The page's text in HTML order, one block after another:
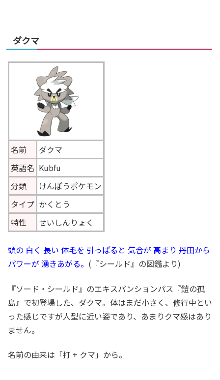
ダクマ
名前
ダクマ
英語名 Kubfu
分類
けんぽうポケモン
タイプ かくとう
特性
せいしんりょく
頭の 白く 長い 体毛を 引っぱると 気合が 高まり 丹田から
パワーが 湧きあがる。 (『シールド』の図鑑より)
『ソード・シールド』のエキスパンションパス『鎧の孤
島』で初登場した、ダクマ。体はまだ小さく、修行中とい
った感じですが人型に近い姿であり、あまりクマ感はあり
ません。
名前の由来は「打 + クマ」から。